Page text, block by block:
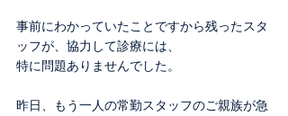
事前にわかっていたことですから残ったスタ
ッフが、協力して診療には、
特に問題ありませんでした。
昨日、もう一人の常勤スタッフのご親族が急